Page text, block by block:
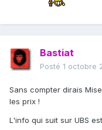
Bastiat
Posté 1 octobre
Sans compter dirais
les prix !
L'info qui suit sur UBS